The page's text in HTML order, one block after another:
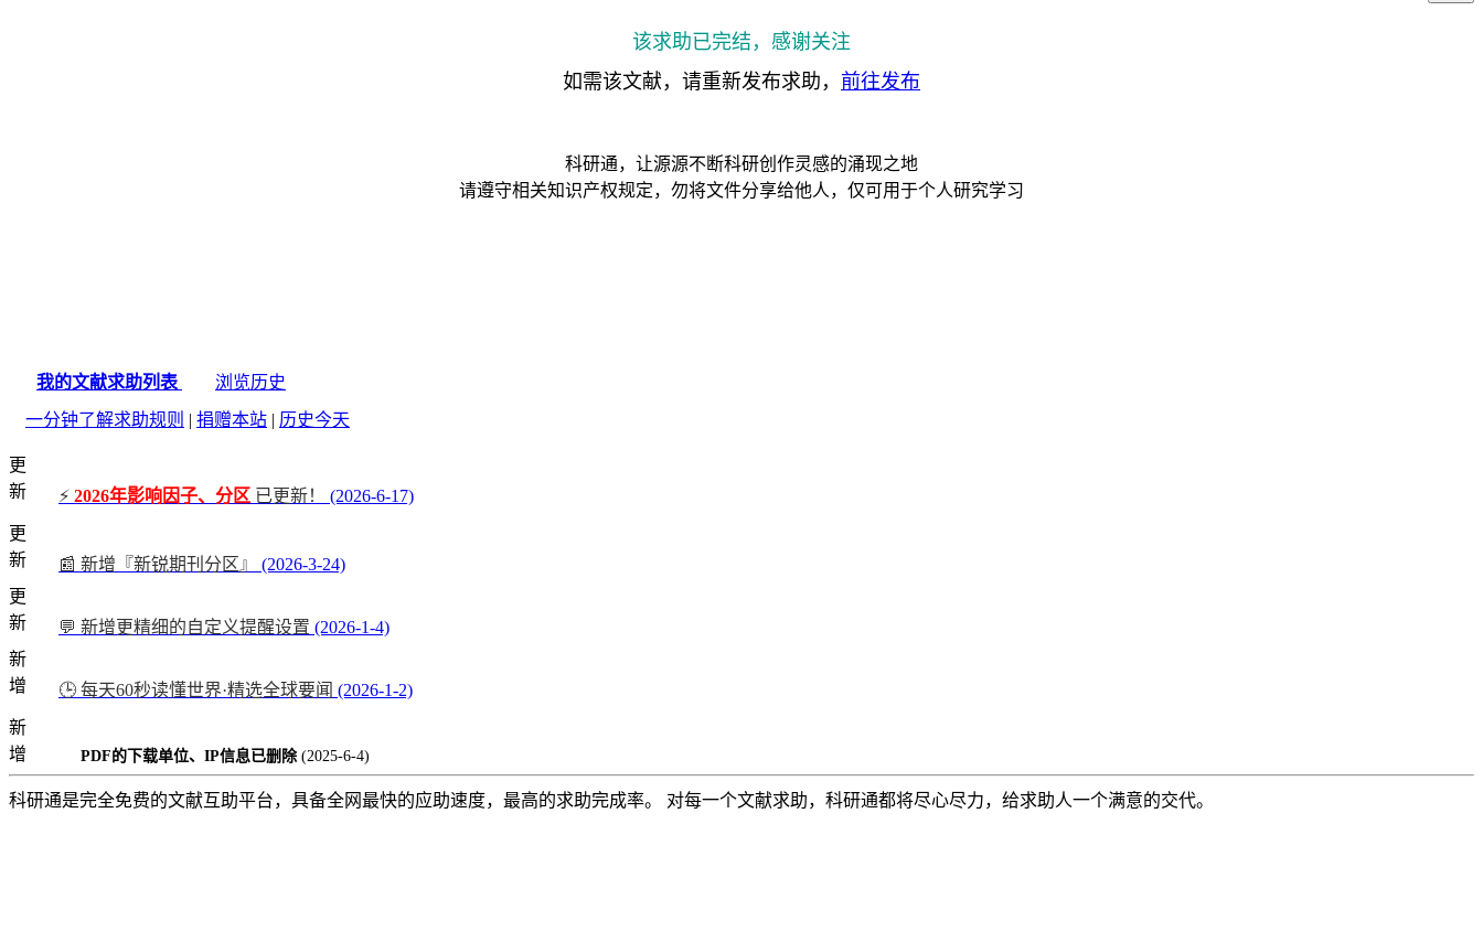
该求助已完结，感谢关注
如需该文献，请重新发布求助， 前往发布
科研通，让源源不断科研创作灵感的涌现之地
请遵守相关知识产权规定，勿将文件分享给他人，仅可用于个人研究学习
我的文献求助列表
浏览历史
一分钟了解求助规则 | 捐赠本站 | 历史今天
更
新
⚡ 2026年影响因子、分区 已更新！
(2026-6-17)
更
新
📰 新增『新锐期刊分区』
(2026-3-24)
更
新
💬 新增更精细的自定义提醒设置 (2026-1-4)
新
增
🕒 每天60秒读懂世界·精选全球要闻 (2026-1-2)
新
增
PDF的下载单位、IP信息已删除 (2025-6-4)
科研通是完全免费的文献互助平台，具备全网最快的应助速度，最高的求助完成率。 对每一个文献求助，科研通都将尽心尽力，给求助人一个满意的交代。